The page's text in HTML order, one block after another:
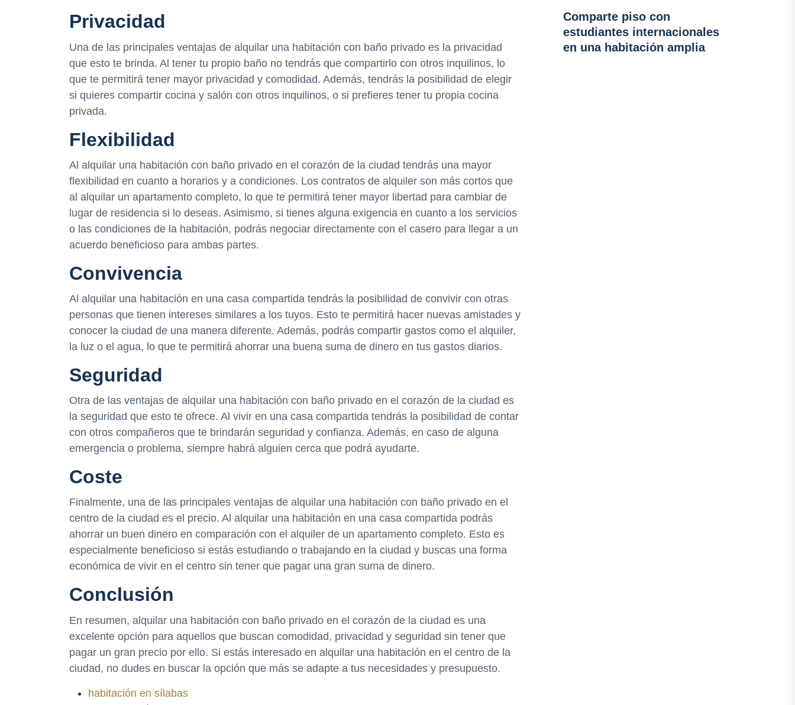
Privacidad
Una de las principales ventajas de alquilar una habitación con baño privado es la privacidad
que esto te brinda. Al tener tu propio baño no tendrás que compartirlo con otros inquilinos, lo
que te permitirá tener mayor privacidad y comodidad. Además, tendrás la posibilidad de elegir
si quieres compartir cocina y salón con otros inquilinos, o si prefieres tener tu propia cocina
privada.
Flexibilidad
Al alquilar una habitación con baño privado en el corazón de la ciudad tendrás una mayor
flexibilidad en cuanto a horarios y a condiciones. Los contratos de alquiler son más cortos que
al alquilar un apartamento completo, lo que te permitirá tener mayor libertad para cambiar de
lugar de residencia si lo deseas. Asimismo, si tienes alguna exigencia en cuanto a los servicios
o las condiciones de la habitación, podrás negociar directamente con el casero para llegar a un
acuerdo beneficioso para ambas partes.
Convivencia
Al alquilar una habitación en una casa compartida tendrás la posibilidad de convivir con otras
personas que tienen intereses similares a los tuyos. Esto te permitirá hacer nuevas amistades y
conocer la ciudad de una manera diferente. Además, podrás compartir gastos como el alquiler,
la luz o el agua, lo que te permitirá ahorrar una buena suma de dinero en tus gastos diarios.
Seguridad
Otra de las ventajas de alquilar una habitación con baño privado en el corazón de la ciudad es
la seguridad que esto te ofrece. Al vivir en una casa compartida tendrás la posibilidad de contar
con otros compañeros que te brindarán seguridad y confianza. Además, en caso de alguna
emergencia o problema, siempre habrá alguien cerca que podrá ayudarte.
Coste
Finalmente, una de las principales ventajas de alquilar una habitación con baño privado en el
centro de la ciudad es el precio. Al alquilar una habitación en una casa compartida podrás
ahorrar un buen dinero en comparación con el alquiler de un apartamento completo. Esto es
especialmente beneficioso si estás estudiando o trabajando en la ciudad y buscas una forma
económica de vivir en el centro sin tener que pagar una gran suma de dinero.
Conclusión
En resumen, alquilar una habitación con baño privado en el corazón de la ciudad es una
excelente opción para aquellos que buscan comodidad, privacidad y seguridad sin tener que
pagar un gran precio por ello. Si estás interesado en alquilar una habitación en el centro de la
ciudad, no dudes en buscar la opción que más se adapte a tus necesidades y presupuesto.
habitación en sílabas
Comparte piso con
estudiantes internacionales
en una habitación amplia